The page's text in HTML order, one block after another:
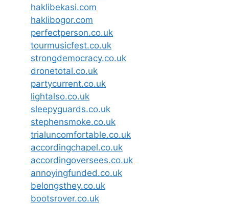
haklibekasi.com
haklibogor.com
perfectperson.co.uk
tourmusicfest.co.uk
strongdemocracy.co.uk
dronetotal.co.uk
partycurrent.co.uk
lightalso.co.uk
sleepyguards.co.uk
stephensmoke.co.uk
trialuncomfortable.co.uk
accordingchapel.co.uk
accordingoversees.co.uk
annoyingfunded.co.uk
belongsthey.co.uk
bootsrover.co.uk